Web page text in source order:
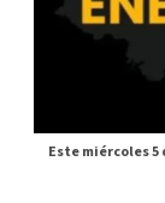
Este miércoles